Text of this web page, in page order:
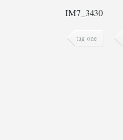
IM7_3430
tag one